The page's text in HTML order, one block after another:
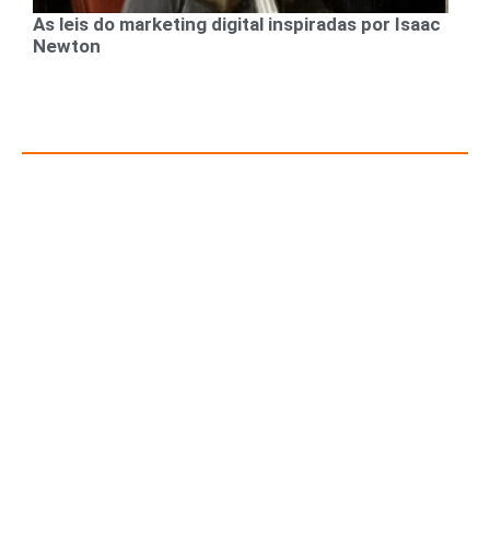
As leis do marketing digital inspiradas por Isaac
Newton